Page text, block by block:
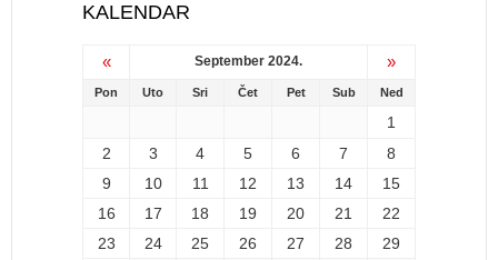
KALENDAR
« September 2024. »
Pon Uto Sri Čet Pet Sub Ned
1
2
3 4 5 6 7
8
9
10 11 12 13 14
15
16
17 18 19 20 21
22
23
24 25 26 27 28
29